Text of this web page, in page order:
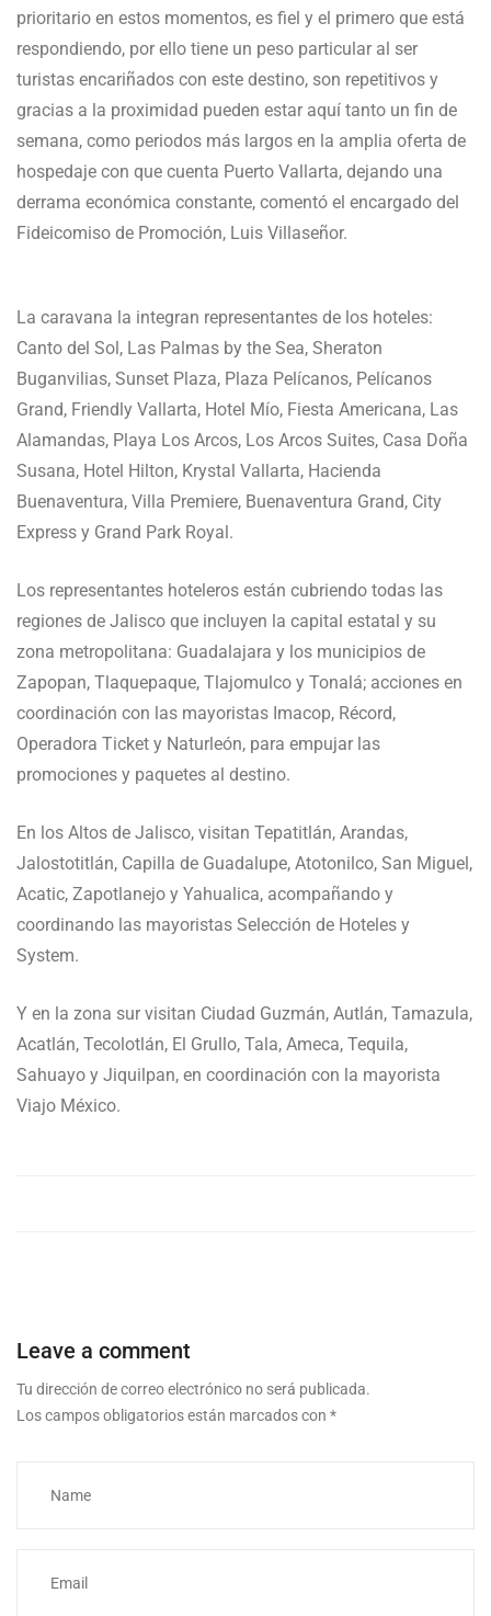
prioritario en estos momentos, es fiel y el primero que está
respondiendo, por ello tiene un peso particular al ser
turistas encariñados con este destino, son repetitivos y
gracias a la proximidad pueden estar aquí tanto un fin de
semana, como periodos más largos en la amplia oferta de
hospedaje con que cuenta Puerto Vallarta, dejando una
derrama económica constante, comentó el encargado del
Fideicomiso de Promoción, Luis Villaseñor.
La caravana la integran representantes de los hoteles:
Canto del Sol, Las Palmas by the Sea, Sheraton
Buganvilias, Sunset Plaza, Plaza Pelícanos, Pelícanos
Grand, Friendly Vallarta, Hotel Mío, Fiesta Americana, Las
Alamandas, Playa Los Arcos, Los Arcos Suites, Casa Doña
Susana, Hotel Hilton, Krystal Vallarta, Hacienda
Buenaventura, Villa Premiere, Buenaventura Grand, City
Express y Grand Park Royal.
Los representantes hoteleros están cubriendo todas las
regiones de Jalisco que incluyen la capital estatal y su
zona metropolitana: Guadalajara y los municipios de
Zapopan, Tlaquepaque, Tlajomulco y Tonalá; acciones en
coordinación con las mayoristas Imacop, Récord,
Operadora Ticket y Naturleón, para empujar las
promociones y paquetes al destino.
En los Altos de Jalisco, visitan Tepatitlán, Arandas,
Jalostotitlán, Capilla de Guadalupe, Atotonilco, San Miguel,
Acatic, Zapotlanejo y Yahualica, acompañando y
coordinando las mayoristas Selección de Hoteles y
System.
Y en la zona sur visitan Ciudad Guzmán, Autlán, Tamazula,
Acatlán, Tecolotlán, El Grullo, Tala, Ameca, Tequila,
Sahuayo y Jiquilpan, en coordinación con la mayorista
Viajo México.
Leave a comment
Tu dirección de correo electrónico no será publicada.
Los campos obligatorios están marcados con *